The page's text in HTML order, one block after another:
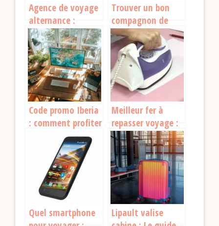
Agence de voyage
alternance :
comment trouver
le bon contrat et
vous lancer ?
Trouver un bon
compagnon de
voyage : conseils
et astuces
Code promo Iberia
: comment profiter
des meilleures
offres pour vos
voyages
Meilleur fer à
repasser voyage :
mes conseils pour
faire le bon choix
Quel smartphone
Lipault valise